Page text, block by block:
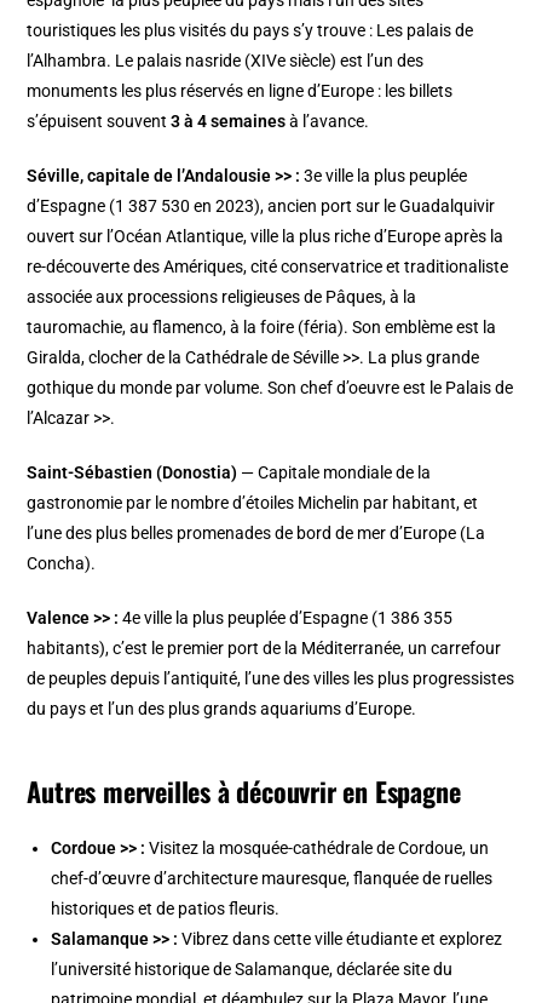
touristiques les plus visités du pays s’y trouve : Les palais de
l’Alhambra. Le palais nasride (XIVe siècle) est l’un des
monuments les plus réservés en ligne d’Europe : les billets
s’épuisent souvent3 à 4 semainesà l’avance.
Séville, capitale de l’Andalousie >> : 3e ville la plus peuplée
d’Espagne (1 387 530 en 2023), ancien port sur le Guadalquivir
ouvert sur l’Océan Atlantique, ville la plus riche d’Europe après la
re-découverte des Amériques, cité conservatrice et traditionaliste
associée aux processions religieuses de Pâques, à la
tauromachie, au flamenco, à la foire (féria). Son emblème est la
Giralda, clocher de laCathédrale de Séville >>. La plus grande
gothique du monde par volume. Son chef d’oeuvre est le Palais de
l’Alcazar >>.
Saint-Sébastien (Donostia) — Capitale mondiale de la
gastronomie par le nombre d’étoiles Michelin par habitant, et
l’une des plus belles promenades de bord de mer d’Europe (La
Concha).
Valence >> : 4e ville la plus peuplée d’Espagne (1 386 355
habitants), c’est le premier port de la Méditerranée, un carrefour
de peuples depuis l’antiquité, l’une des villes les plus progressistes
du pays et l’un des plus grands aquariums d’Europe.
Autres merveilles à découvrir en Espagne
Cordoue >> : Visitez la mosquée-cathédrale de Cordoue, un
chef-d’œuvre d’architecture mauresque, flanquée de ruelles
historiques et de patios fleuris.
Salamanque >> : Vibrez dans cette ville étudiante et explorez
l’université historique de Salamanque, déclarée site du
patrimoine mondial, et déambulez sur la Plaza Mayor, l’une